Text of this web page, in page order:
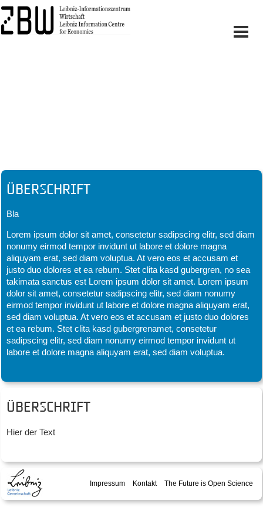
Überschrift
Bla
Lorem ipsum dolor sit amet, consetetur sadipscing elitr, sed diam
nonumy eirmod tempor invidunt ut labore et dolore magna
aliquyam erat, sed diam voluptua. At vero eos et accusam et
justo duo dolores et ea rebum. Stet clita kasd gubergren, no sea
takimata sanctus est Lorem ipsum dolor sit amet. Lorem ipsum
dolor sit amet, consetetur sadipscing elitr, sed diam nonumy
eirmod tempor invidunt ut labore et dolore magna aliquyam erat,
sed diam voluptua. At vero eos et accusam et justo duo dolores
et ea rebum. Stet clita kasd gubergrenamet, consetetur
sadipscing elitr, sed diam nonumy eirmod tempor invidunt ut
labore et dolore magna aliquyam erat, sed diam voluptua.
Überschrift
Hier der Text
Impressum Kontakt The Future is Open Science